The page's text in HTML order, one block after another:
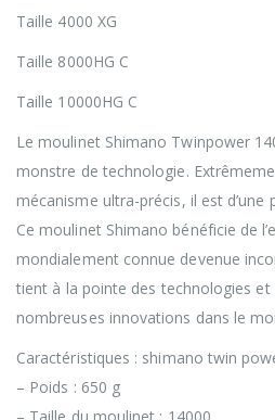
Taille 4000 XG
Taille 8000HG C
Taille 10000HG C
Le moulinet Shimano Twinpower
monstre de technologie.
mécanisme ultra-précis, il est
Ce moulinet Shimano bénéficie de
mondialement connue devenue
tient à la pointe des technologies et
nombreuses innovations dans le
Caractéristiques : shimano twin
– Poids : 650 g